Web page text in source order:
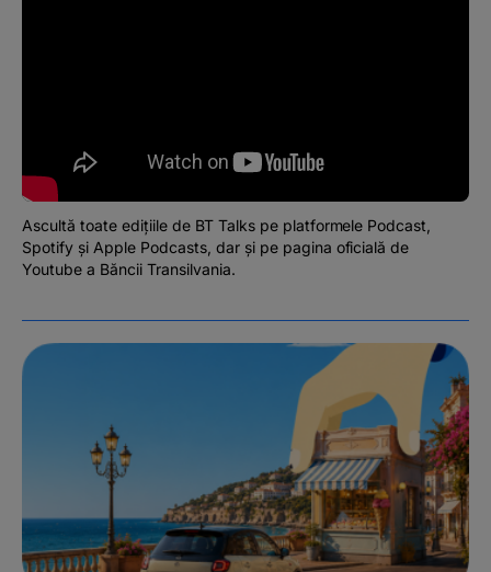
Ascultă toate edițiile de BT Talks pe platformele Podcast,
Spotify și Apple Podcasts, dar și pe pagina oficială de
Youtube a Băncii Transilvania.